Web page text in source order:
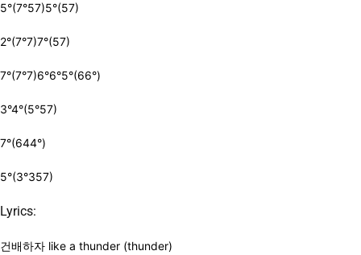
5°(7°57)5°(57)
2°(7°7)7°(57)
7°(7°7)6°6°5°(66°)
3°4°(5°57)
7°(644°)
5°(3°357)
Lyrics:
건배하자 like a thunder (thunder)